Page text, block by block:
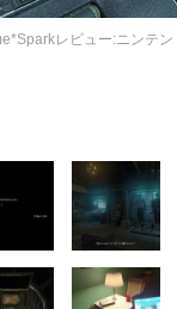
レビュー:ニンテ